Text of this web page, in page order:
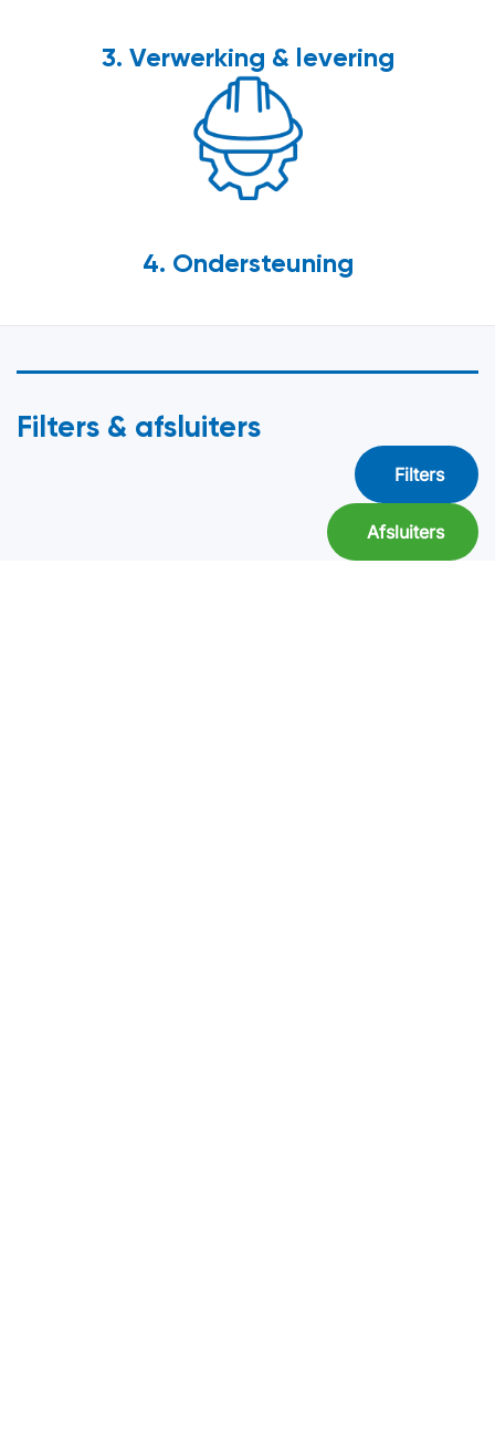
3. Verwerking & levering
4. Ondersteuning
Filters & afsluiters
Filters
Afsluiters